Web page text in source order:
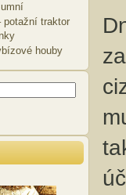
potažní traktor
houby